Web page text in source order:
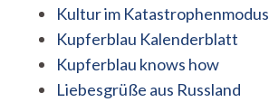
Kultur im Katastrophenmodus
Kupferblau Kalenderblatt
Kupferblau knows how
Liebesgrüße aus Russland